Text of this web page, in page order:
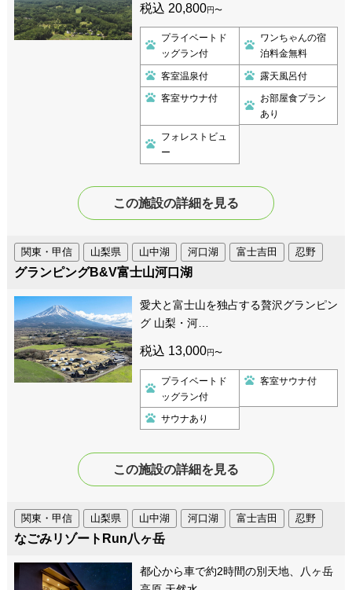
税込 20,800円〜
プライベートド
ッグラン付
ワンちゃんの宿
泊料金無料
客室温泉付 露天風呂付
客室サウナ付
お部屋食プラン
あり
フォレストビュ
ー
この施設の詳細を見る
富士吉田 忍野
関東・甲信 山梨県 山中湖 河口湖
グランピングB&V富士山河口湖
愛犬と富士山を独占する贅沢グランピン
グ 山梨・河…
税込 13,000円〜
プライベートド
ッグラン付
客室サウナ付
サウナあり
この施設の詳細を見る
富士吉田 忍野
関東・甲信 山梨県 山中湖 河口湖
なごみリゾートRun八ヶ岳
都心から車で約2時間の別天地、八ヶ岳